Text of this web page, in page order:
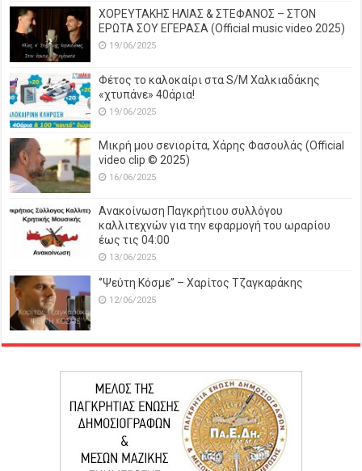
ΧΟΡΕΥΤΑΚΗΣ ΗΛΙΑΣ & ΣΤΕΦΑΝΟΣ – ΣΤΟΝ
ΕΡΩΤΑ ΣΟΥ ΕΓΕΡΑΣΑ (Official music video 2025)
19/06/2025
Φέτος το καλοκαίρι στα S/M Χαλκιαδάκης
«χτυπάνε» 40άρια!
19/06/2025
Μικρή μου σενιορίτα, Χάρης Φασουλάς (Official
video clip © 2025)
16/06/2025
Ανακοίνωση Παγκρήτιου συλλόγου
καλλιτεχνών για την εφαρμογή του ωραρίου
έως τις 04:00
13/06/2025
‘’Ψεύτη Κόσμε’’ – Χαρίτος Τζαγκαράκης
12/06/2025